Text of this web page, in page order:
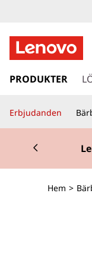
h
n
k
a
o
a
v
a
PRODUKTER
Erbjudanden
Currently
Hem >